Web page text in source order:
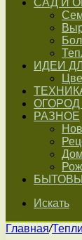
САД И
ИДЕИ
ОГОРОД
РАЗНОЕ
Искать
Главная/